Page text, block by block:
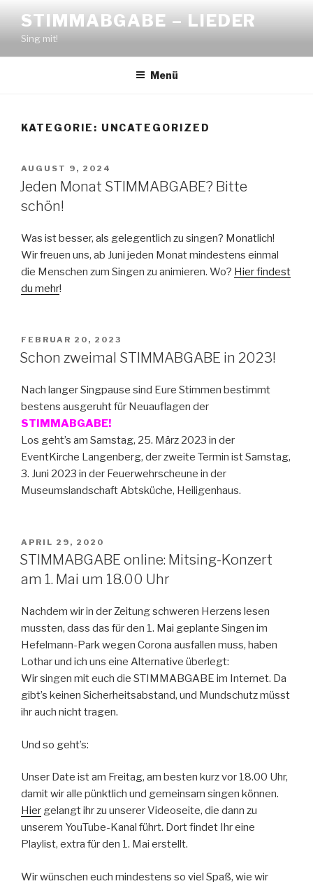
Inhalt
springen
STIMMABGABE – LIEDER
Sing mit!
Menü
KATEGORIE: UNCATEGORIZED
VERÖFFENTLICHT
AM
AUGUST 9, 2024
Jeden Monat STIMMABGABE? Bitte
schön!
Was ist besser, als gelegentlich zu singen? Monatlich!
Wir freuen uns, ab Juni jeden Monat mindestens einmal
die Menschen zum Singen zu animieren. Wo? Hier findest
du mehr!
VERÖFFENTLICHT
AM
FEBRUAR 20, 2023
Schon zweimal STIMMABGABE in 2023!
Nach langer Singpause sind Eure Stimmen bestimmt
bestens ausgeruht für Neuauflagen der
STIMMABGABE!
Los geht’s am Samstag, 25. März 2023 in der
EventKirche Langenberg, der zweite Termin ist Samstag,
3. Juni 2023 in der Feuerwehrscheune in der
Museumslandschaft Abtsküche, Heiligenhaus.
VERÖFFENTLICHT
AM
APRIL 29, 2020
STIMMABGABE online: Mitsing-Konzert
am 1. Mai um 18.00 Uhr
Nachdem wir in der Zeitung schweren Herzens lesen
mussten, dass das für den 1. Mai geplante Singen im
Hefelmann-Park wegen Corona ausfallen muss, haben
Lothar und ich uns eine Alternative überlegt:
Wir singen mit euch die STIMMABGABE im Internet. Da
gibt’s keinen Sicherheitsabstand, und Mundschutz müsst
ihr auch nicht tragen.
Und so geht’s:
Unser Date ist am Freitag, am besten kurz vor 18.00 Uhr,
damit wir alle pünktlich und gemeinsam singen können.
Hier gelangt ihr zu unserer Videoseite, die dann zu
unserem YouTube-Kanal führt. Dort findet Ihr eine
Playlist, extra für den 1. Mai erstellt.
Wir wünschen euch mindestens so viel Spaß, wie wir